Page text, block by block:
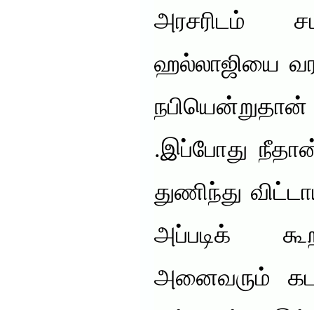
அரசரிடம்
ஹல்லாஜியை
.இப்போது
துணிந்து
அப்படிக்
அனைவரும்